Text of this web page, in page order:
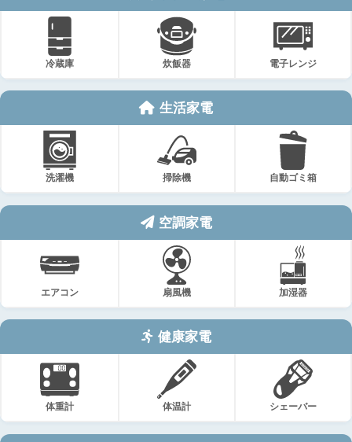
冷蔵庫 炊飯器 電子レンジ
生活家電
洗濯機 掃除機 自動ゴミ箱
空調家電
エアコン 扇風機 加湿器
健康家電
体重計 体温計 シェーバー